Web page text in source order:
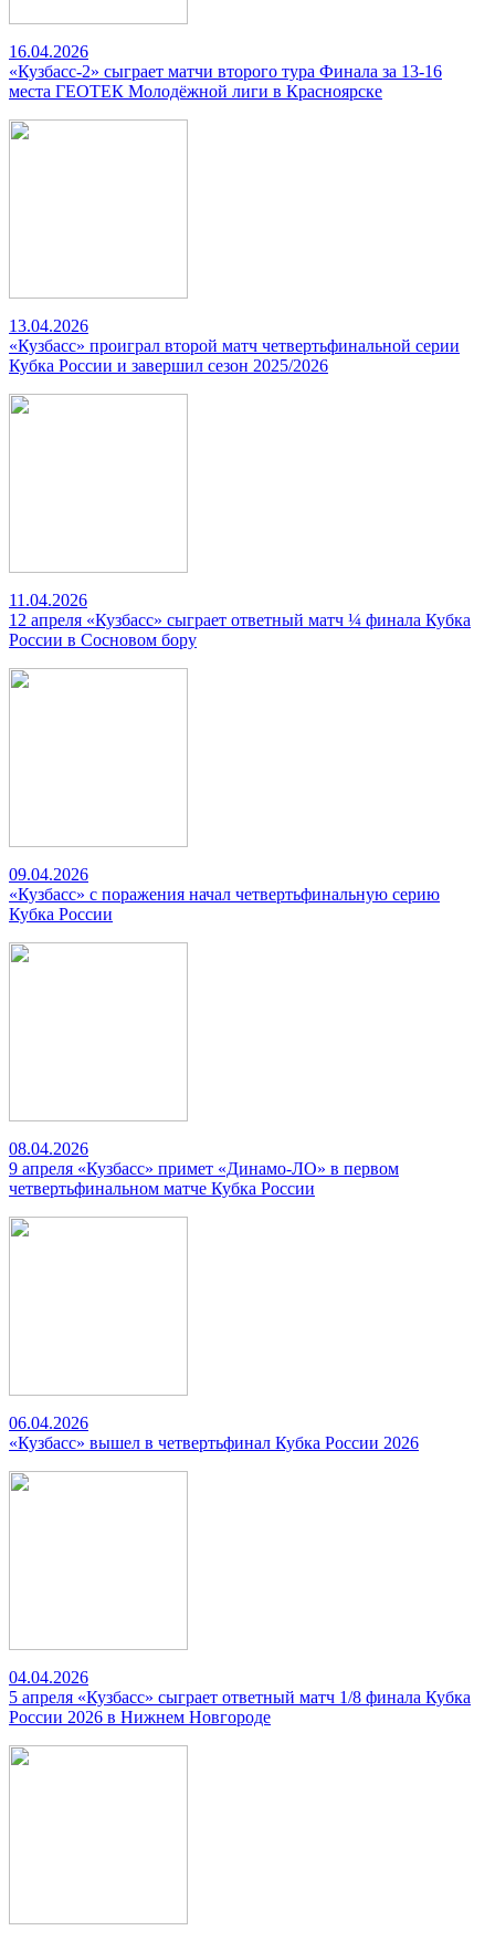
16.04.2026
«Кузбасс-2» сыграет матчи второго тура Финала за 13-16
места ГЕОТЕК Молодёжной лиги в Красноярске
13.04.2026
«Кузбасс» проиграл второй матч четвертьфинальной серии
Кубка России и завершил сезон 2025/2026
11.04.2026
12 апреля «Кузбасс» сыграет ответный матч ¼ финала Кубка
России в Сосновом бору
09.04.2026
«Кузбасс» с поражения начал четвертьфинальную серию
Кубка России
08.04.2026
9 апреля «Кузбасс» примет «Динамо-ЛО» в первом
четвертьфинальном матче Кубка России
06.04.2026
«Кузбасс» вышел в четвертьфинал Кубка России 2026
04.04.2026
5 апреля «Кузбасс» сыграет ответный матч 1/8 финала Кубка
России 2026 в Нижнем Новгороде